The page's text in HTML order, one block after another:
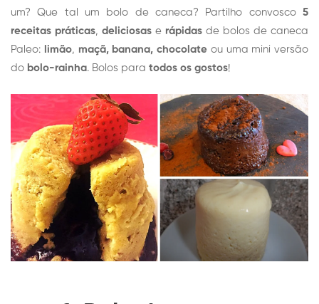
um? Que tal um bolo de caneca? Partilho convosco 5
receitas práticas, deliciosas e rápidas de bolos de caneca
Paleo: limão, maçã, banana, chocolate ou uma mini versão
do bolo-rainha. Bolos para todos os gostos!